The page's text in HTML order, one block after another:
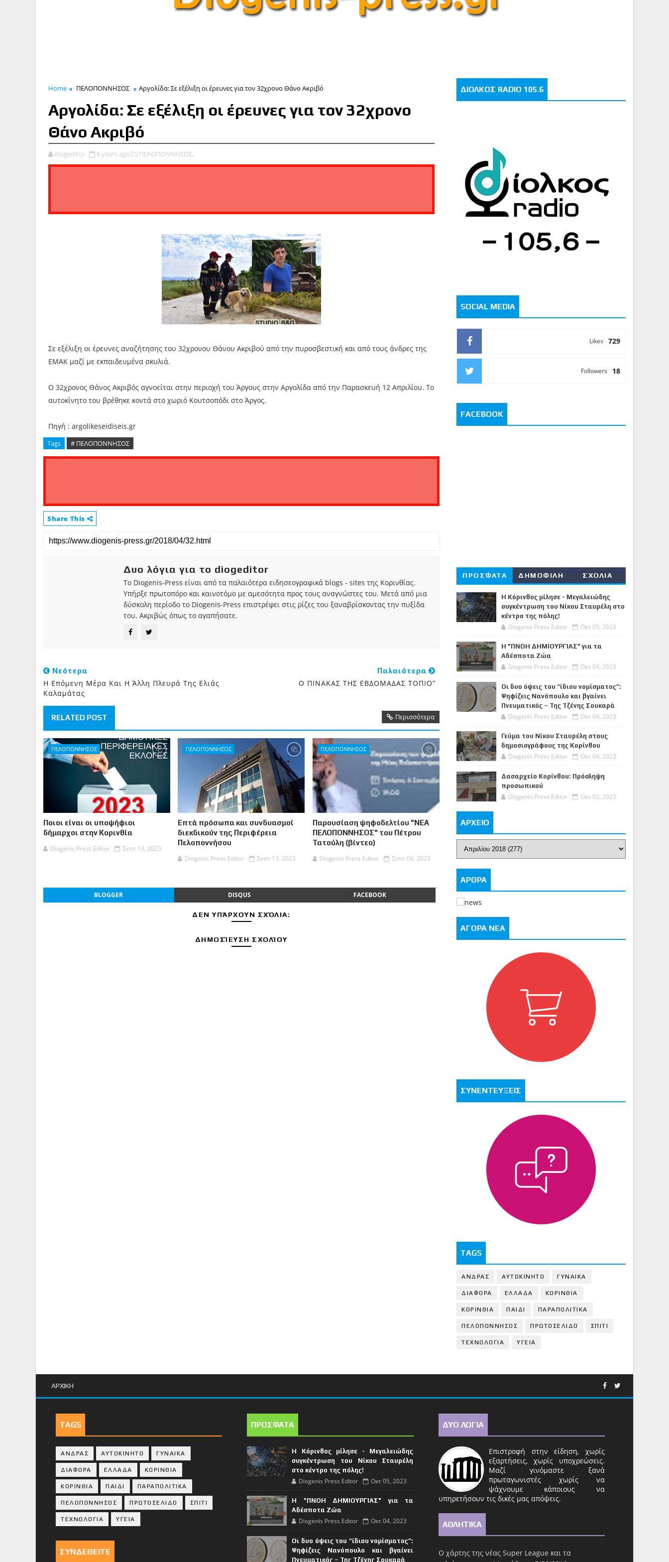
Home ΠΕΛΟΠΟΝΝΗΣΟΣ Αργολίδα: Σε εξέλιξη οι έρευνες για τον 32χρονο Θάνο Ακριβό
Αργολίδα: Σε εξέλιξη οι έρευνες για τον 32χρονο
Θάνο Ακριβό
diogeditor 8 years ago ΠΕΛΟΠΟΝΝΗΣΟΣ,
Σε εξέλιξη οι έρευνες αναζήτησης του 32χρονου Θάνου Ακριβού από την πυροσβεστική και από τους άνδρες της
ΕΜΑΚ μαζί με εκπαιδευμένα σκυλιά.
Ο 32χρονος Θάνος Ακριβός αγνοείται στην περιοχή του Άργους στην Αργολίδα από την Παρασκευή 12 Απριλίου. Το
αυτοκίνητο του βρέθηκε κοντά στο χωριό Κουτσοπόδι στο Άργος.
Πηγή : argolikeseidiseis.gr
Tags # ΠΕΛΟΠΟΝΝΗΣΟΣ
Share This
Δυο λόγια για το diogeditor
Το Diogenis-Press είναι από τα παλαιότερα ειδησεογραφικά blogs - sites της Κορινθίας.
Υπήρξε πρωτοπόρο και καινοτόμο με αμεσότητα προς τους αναγνώστες του. Μετά από μια
δύσκολη περίοδο το Diogenis-Press επιστρέφει στις ρίζες του ξαναβρίσκοντας την πυξίδα
του. Ακριβώς όπως το αγαπήσατε.
Νεότερα
Η Επόμενη Μέρα Και Η Άλλη Πλευρά Της Ελιάς
Καλαμάτας
Παλαιότερα
Ο ΠΙΝΑΚΑΣ ΤΗΣ ΕΒΔΟΜΑΔΑΣ ΤΟΠΙΟ”
RELATED POST Περισσότερα
ΠΕΛΟΠΟΝΝΗΣΟΣ
Ποιοι είναι οι υποψήφιοι
δήμαρχοι στην Κορινθία
Diogenis Press Editor
Σεπτ 13, 2023
ΠΕΛΟΠΟΝΝΗΣΟΣ
Επτά πρόσωπα και συνδυασμοί
διεκδικούν της Περιφέρεια
Πελοποννήσου
Diogenis Press Editor
Σεπτ 13, 2023
ΠΕΛΟΠΟΝΝΗΣΟΣ
Παρουσίαση ψηφοδελτίου "ΝΕΑ
ΠΕΛΟΠΟΝΝΗΣΟΣ" του Πέτρου
Τατούλη (βίντεο)
Diogenis Press Editor
Σεπτ 06, 2023
BLOGGER DISQUS FACEBOOK
ΔΕΝ ΥΠΆΡΧΟΥΝ ΣΧΌΛΙΑ:
ΔΗΜΟΣΊΕΥΣΗ ΣΧΟΛΊΟΥ
ΔΙΟΛΚΟΣ RADIO 105.6
SOCIAL MEDIA
729
Likes
18
Followers
FACEBOOK
ΠΡΟΣΦΑΤΑ ΔΗΜΟΦΙΛΗ ΣΧΟΛΙΑ
Η Κόρινθος μίλησε - Μεγαλειώδης
συγκέντρωση του Νίκου Σταυρέλη στο
κέντρο της πόλης!
Diogenis Press Editor Οκτ 05, 2023
Η "ΠΝΟΗ ΔΗΜΙΟΥΡΓΙΑΣ" για τα
Αδέσποτα Ζώα
Diogenis Press Editor Οκτ 04, 2023
Οι δυο όψεις του “ίδιου νομίσματος”:
Ψηφίζεις Νανόπουλο και βγαίνει
Πνευματικός – Της Τζένης Σουκαρά
Diogenis Press Editor Οκτ 04, 2023
Γεύμα του Νίκου Σταυρέλη στους
δημοσιογράφους της Κορίνθου
Diogenis Press Editor Οκτ 04, 2023
Δασαρχείο Κορίνθου: Πρόσληψη
προσωπικού
Diogenis Press Editor Οκτ 03, 2023
ΑΡΧΕΙΟ
ΑΡΘΡΑ
ΑΓΟΡΑ ΝΕΑ
ΣΥΝΕΝΤΕΥΞΕΙΣ
TAGS
ΑΝΔΡΑΣ ΑΥΤΟΚΙΝΗΤΟ ΓΥΝΑΙΚΑ
ΔΙΑΦΟΡΑ ΕΛΛΑΔΑ ΚΟΡΙΝΘΙΑ
ΚΟΡΙΝΘΙA ΠΑΙΔΙ ΠΑΡΑΠΟΛΙΤΙΚΑ
ΠΕΛΟΠΟΝΝΗΣΟΣ ΠΡΩΤΟΣΕΛΙΔΟ ΣΠΙΤΙ
ΤΕΧΝΟΛΟΓΙΑ ΥΓΕΙΑ
ΑΡΧΙΚΗ
TAGS
ΑΝΔΡΑΣ ΑΥΤΟΚΙΝΗΤΟ ΓΥΝΑΙΚΑ
ΔΙΑΦΟΡΑ ΕΛΛΑΔΑ ΚΟΡΙΝΘΙΑ
ΚΟΡΙΝΘΙA ΠΑΙΔΙ ΠΑΡΑΠΟΛΙΤΙΚΑ
ΠΕΛΟΠΟΝΝΗΣΟΣ ΠΡΩΤΟΣΕΛΙΔΟ ΣΠΙΤΙ
ΤΕΧΝΟΛΟΓΙΑ ΥΓΕΙΑ
ΣΥΝΔΕΘΕΙΤΕ
ΠΡΟΣΦΑΤΑ
Η Κόρινθος μίλησε - Μεγαλειώδης
συγκέντρωση του Νίκου Σταυρέλη
στο κέντρο της πόλης!
Diogenis Press Editor Οκτ 05, 2023
Η "ΠΝΟΗ ΔΗΜΙΟΥΡΓΙΑΣ" για τα
Αδέσποτα Ζώα
Diogenis Press Editor Οκτ 04, 2023
Οι δυο όψεις του “ίδιου νομίσματος”:
Ψηφίζεις Νανόπουλο και βγαίνει
Πνευματικός – Της Τζένης Σουκαρά
ΔΥΟ ΛΟΓΙΑ
Επιστροφή στην είδηση, χωρίς
εξαρτήσεις, χωρίς υποχρεώσεις.
Μαζί γινόμαστε ξανά
πρωταγωνιστές χωρίς να
ψάχνουμε κάποιους να
υπηρετήσουν τις δικές μας απόψεις.
ΑΘΛΗΤΙΚΑ
Ο χάρτης της νέας Super League και τα